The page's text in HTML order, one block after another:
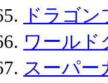
ドラゴ
ワールド
スーパー